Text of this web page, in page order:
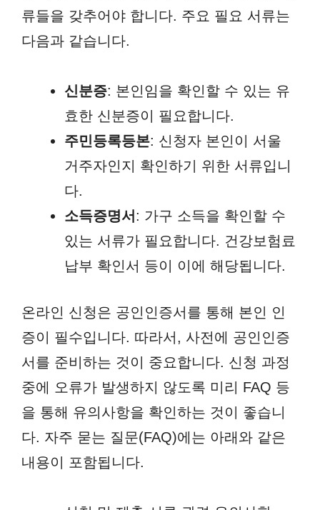
류들을 갖추어야 합니다. 주요 필요 서류는
다음과 같습니다.
신분증: 본인임을 확인할 수 있는 유
효한 신분증이 필요합니다.
주민등록등본: 신청자 본인이 서울
거주자인지 확인하기 위한 서류입니
다.
소득증명서 : 가구 소득을 확인할 수
있는 서류가 필요합니다. 건강보험료
납부 확인서 등이 이에 해당됩니다.
온라인 신청은 공인인증서를 통해 본인 인
증이 필수입니다. 따라서, 사전에 공인인증
서를 준비하는 것이 중요합니다. 신청 과정
중에 오류가 발생하지 않도록 미리 FAQ 등
을 통해 유의사항을 확인하는 것이 좋습니
다. 자주 묻는 질문(FAQ)에는 아래와 같은
내용이 포함됩니다.